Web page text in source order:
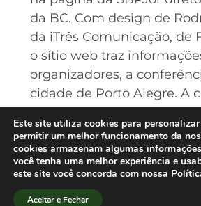
da BC. Com design de
da iTrês Comunicação, de
o sítio web traz
organizadores, a
cidade de Porto Alegre. A
geral de produção foi do
Elias Machado. Até o final
disponibilizado o
inscrição on-line dos
participantes[/lang_pt]
Este site utiliza cookies para
permitir um melhor funcionamento da
cookies armazenam algumas
você tenha uma melhor experiência e
este site você concorda com nossa
Aceitar e Fechar